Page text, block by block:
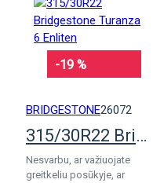
-19 %
BRIDGESTONE26072
315/30R22 Bridgestone Turanza 6 Enliten
Nesvarbu, ar važiuojate
greitkeliu posūkyje, ar